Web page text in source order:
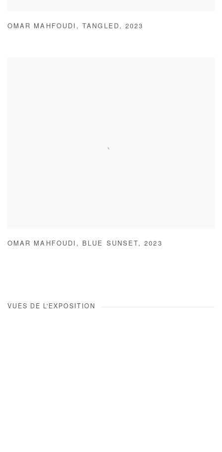
OMAR MAHFOUDI , TANGLED , 2023
OMAR MAHFOUDI , BLUE SUNSET ,2023
VUES DE L'EXPOSITION